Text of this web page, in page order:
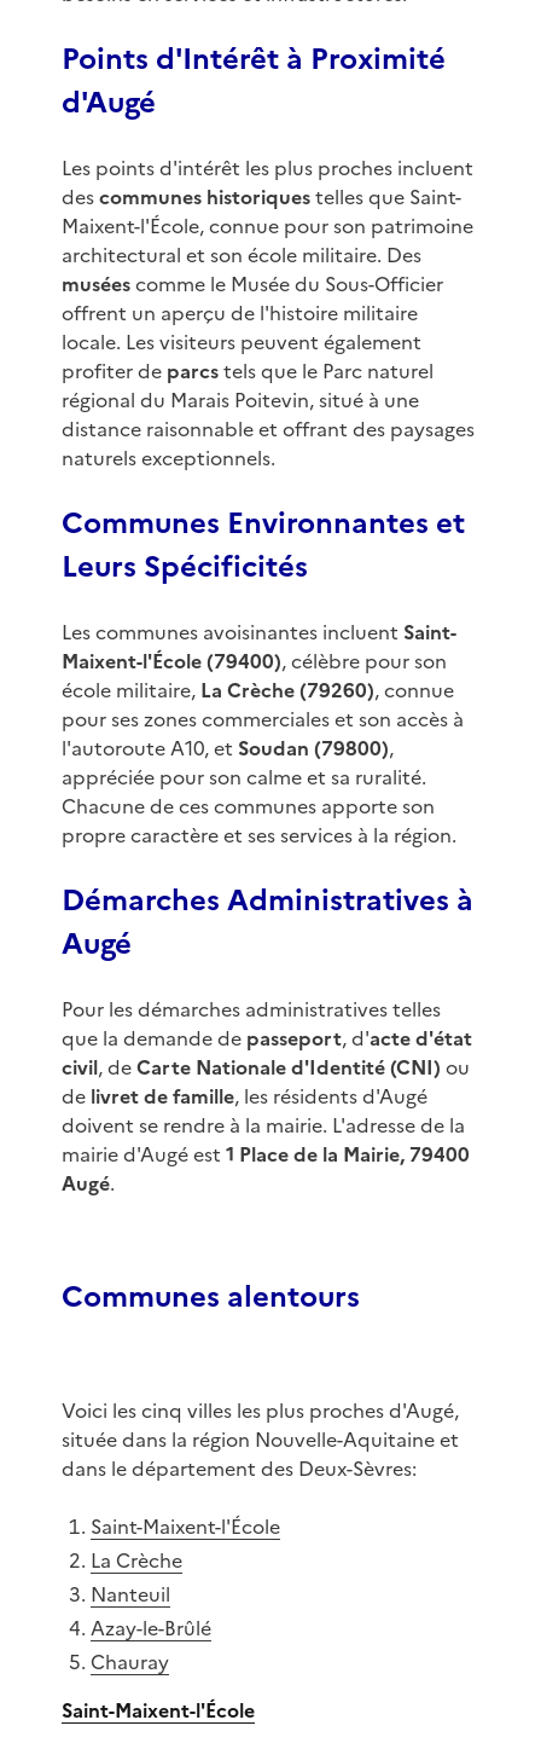
Points d'Intérêt à Proximité
d'Augé
Les points d'intérêt les plus proches incluent
descommunes historiquestelles que Saint-
Maixent-l'École, connue pour son patrimoine
architectural et son école militaire. Des
muséescomme le Musée du Sous-Officier
offrent un aperçu de l'histoire militaire
locale. Les visiteurs peuvent également
profiter de parcstels que le Parc naturel
régional du Marais Poitevin, situé à une
distance raisonnable et offrant des paysages
naturels exceptionnels.
Communes Environnantes et
Leurs Spécificités
Les communes avoisinantes incluent Saint-
Maixent-l'École (79400), célèbre pour son
école militaire, La Crèche (79260), connue
pour ses zones commerciales et son accès à
l'autoroute A10, et Soudan (79800),
appréciée pour son calme et sa ruralité.
Chacune de ces communes apporte son
propre caractère et ses services à la région.
Démarches Administratives à
Augé
Pour les démarches administratives telles
que la demande de passeport, d'acte d'état
civil, deCarte Nationale d'Identité (CNI) ou
de livret de famille, les résidents d'Augé
doivent se rendre à la mairie. L'adresse de la
mairie d'Augé est 1 Place de la Mairie, 79400
Augé.
Communes alentours
Voici les cinq villes les plus proches d'Augé,
située dans la région Nouvelle-Aquitaine et
dans le département des Deux-Sèvres:
Saint-Maixent-l'École
La Crèche
Nanteuil
Azay-le-Brûlé
Chauray
Saint-Maixent-l'École